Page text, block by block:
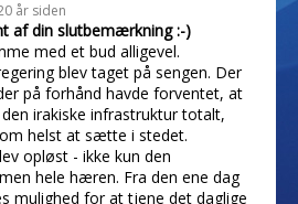
år siden
af din slutbemærkning :-)
med et bud alligevel.
blev taget på sengen. Der
på forhånd havde forventet, at
irakiske infrastruktur totalt,
helst at sætte i stedet.
opløst - ikke kun den
hele hæren. Fra den ene dag
mulighed for at tjene det daglige